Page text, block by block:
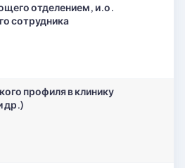
отделением, и.о.
сотрудника
профиля в клинику
др.)